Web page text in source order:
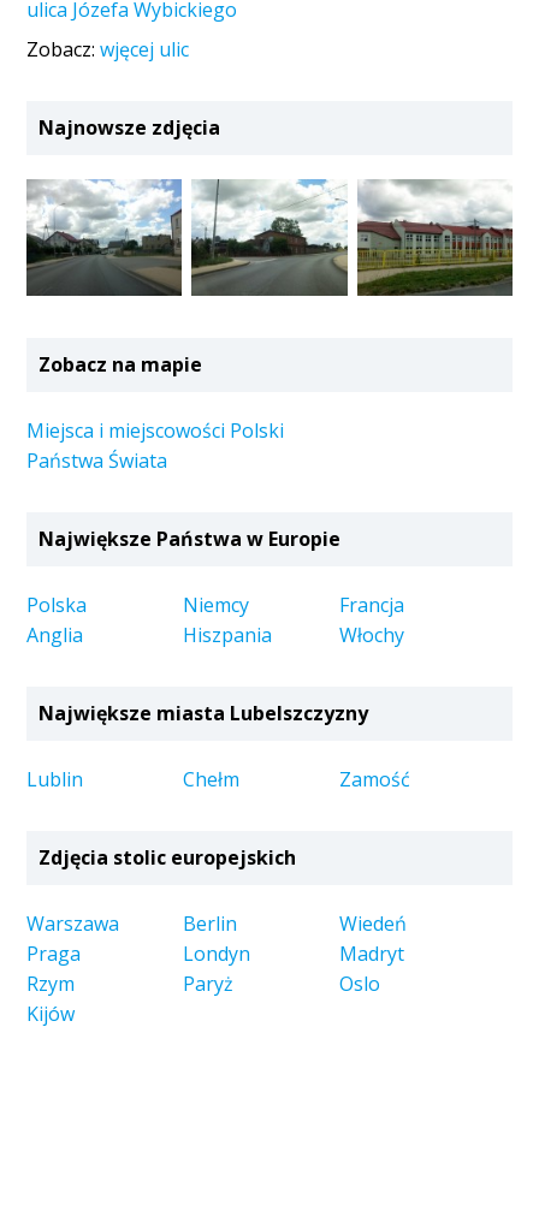
ulica Józefa Wybickiego
Zobacz:wjęcej ulic
Najnowsze zdjęcia
Zobacz na mapie
Miejsca i miejscowości Polski
Państwa Świata
Największe Państwa w Europie
Polska Niemcy
Francja
Anglia
Hiszpania Włochy
Największe miasta Lubelszczyzny
Lublin Chełm Zamość
Zdjęcia stolic europejskich
Warszawa Berlin
Wiedeń
Praga
Londyn
Madryt
Rzym
Paryż
Oslo
Kijów